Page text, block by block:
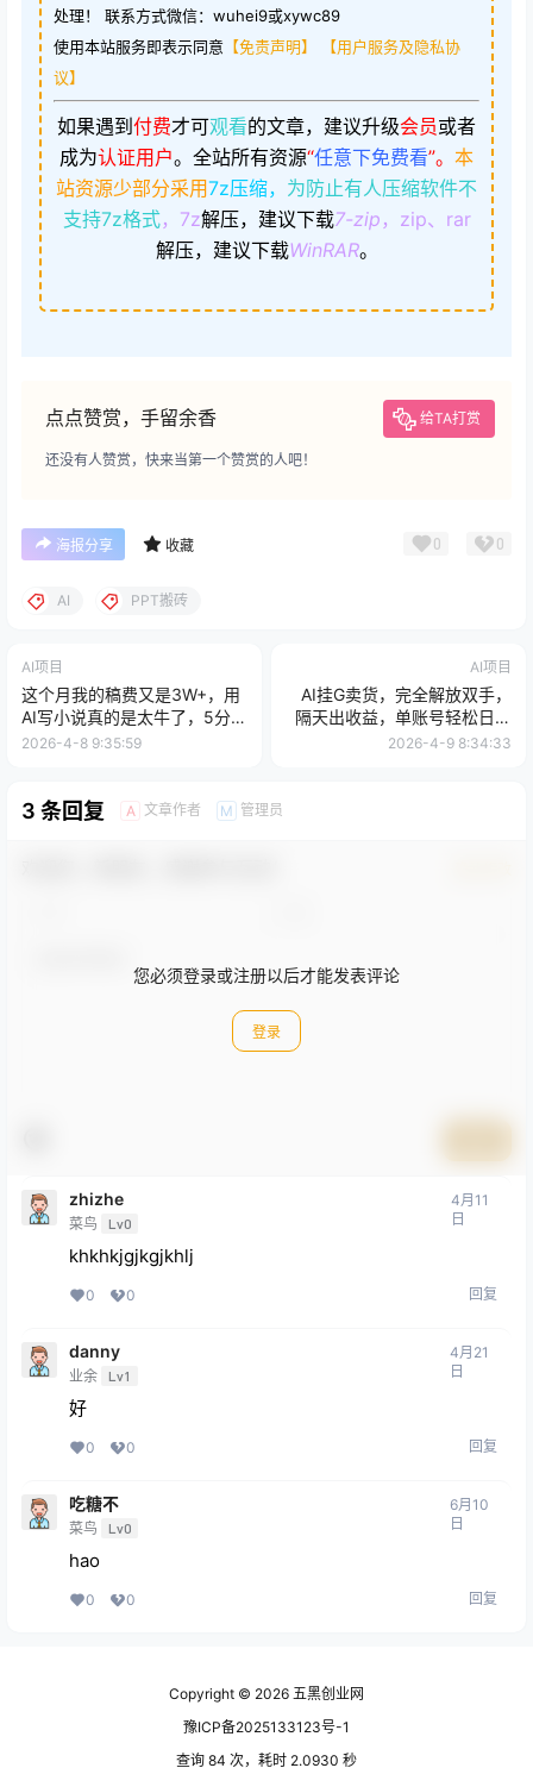
处理！ 联系方式微信：wuhei9或xywc89
使用本站服务即表示同意 【免责声明】
【用户服务及隐私协
议】
如果遇到付费才可观看的文章，建议升级会员或者
成为认证用户。 全站所有资源“任意下免费看”。 本
站资源少部分采用7z压缩， 为防止有人压缩软件不
支持7z格式，7z解压，建议下载7-zip ，zip、rar
解压，建议下载WinRAR。
点点赞赏，手留余香 给TA打赏
还没有人赞赏，快来当第一个赞赏的人吧！
海报分享 收藏 0 0
AI PPT搬砖
AI项目
这个月我的稿费又是3W+，用
AI写小说真的是太牛了，5分钟
就能120W字
2026-4-8 9:35:59
AI项目
AI挂G卖货，完全解放双手，
隔天出收益，单账号轻松日入
500+，0成本出单变现
2026-4-9 8:34:33
3 条回复 A 文章作者 M 管理员
您必须登录或注册以后才能发表评论
登录
zhizhe
菜鸟 Lv0
4月11
日
khkhkjgjkgjkhlj
0 0 回复
danny
业余 Lv1
4月21
日
好
0 0 回复
吃糖不
菜鸟 Lv0
6月10
日
hao
0 0 回复
Copyright © 2026 五黑创业网
豫ICP备2025133123号-1
查询 84 次，耗时 2.0930 秒